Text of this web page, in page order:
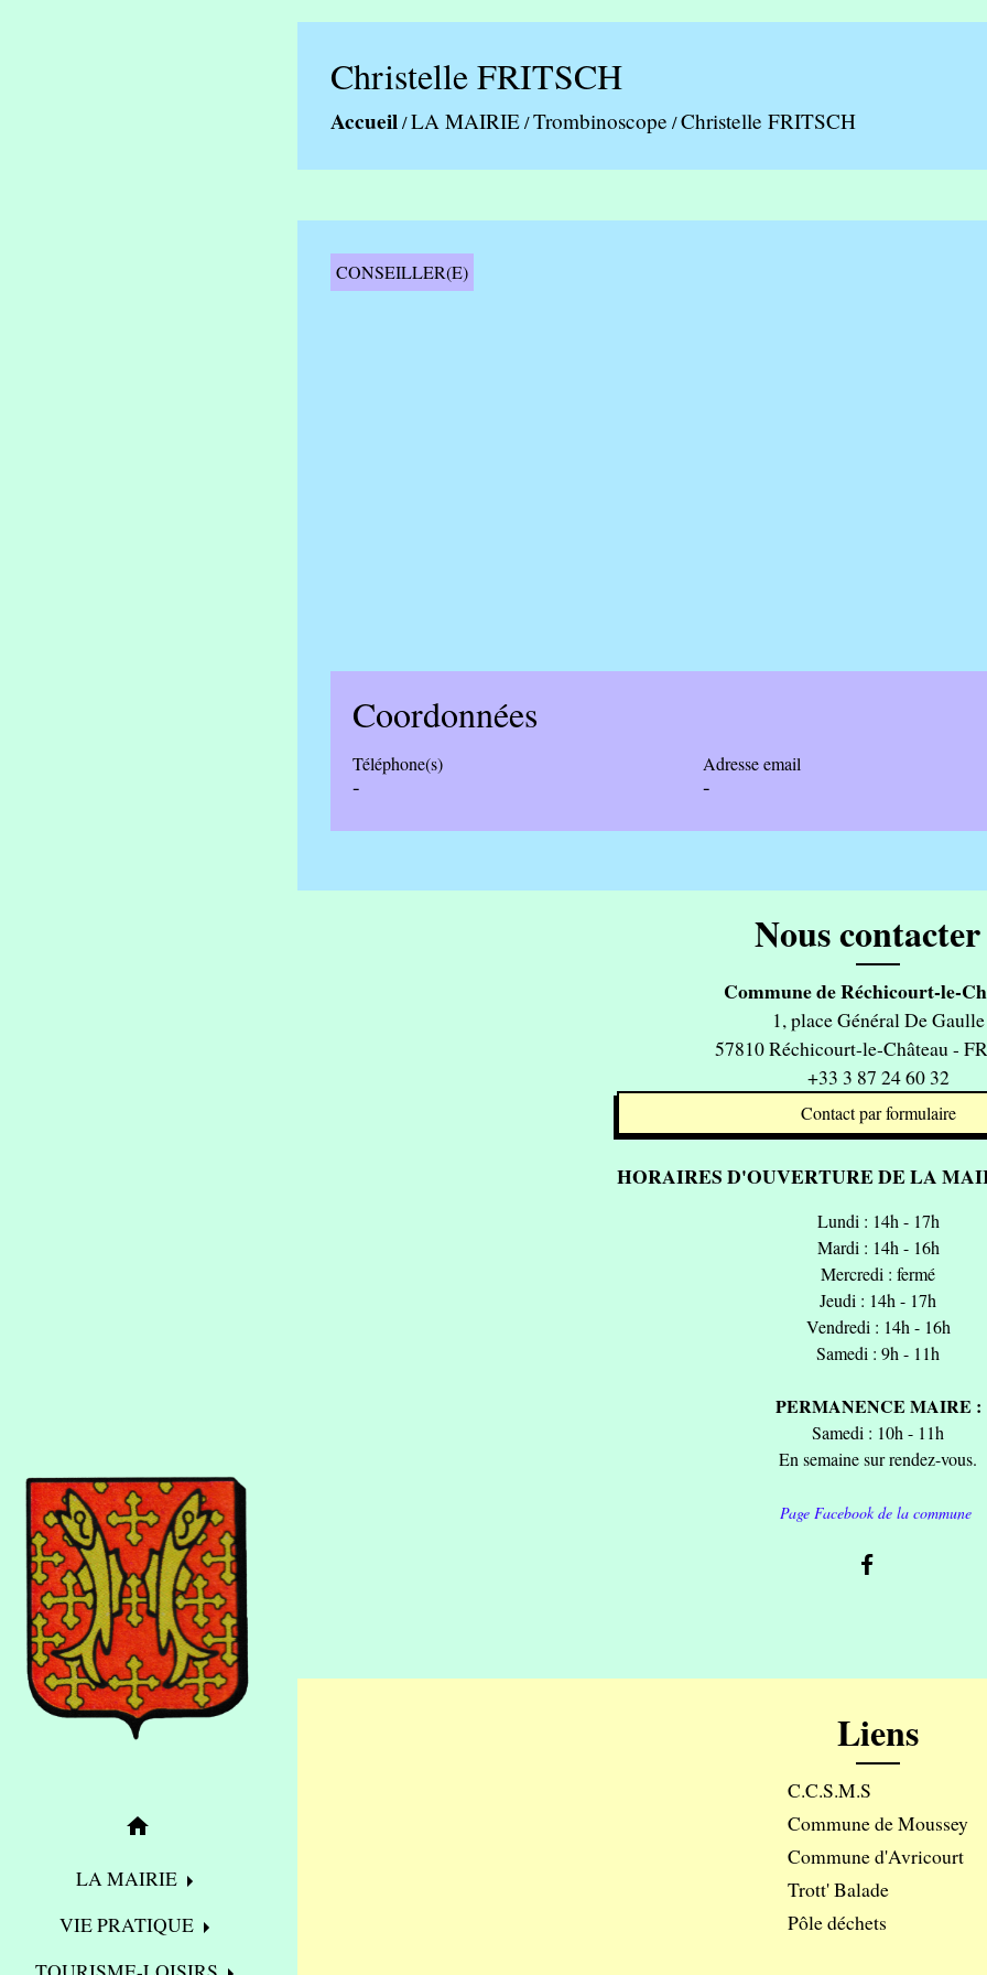
home
LA MAIRIE
VIE PRATIQUE
Christelle FRITSCH
Accueil/LA MAIRIE/Trombinoscope /Christelle FRITSCH
CONSEILLER(E)
Coordonnées
Téléphone(s)
-
Adresse email
-
Nous
Commune de Réchicourt-le-
1, place Général De Gaulle
57810 Réchicourt-le-Château -
+33 3 87 24 60 32
Contact par formulaire
HORAIRES D'OUVERTURE DE LA
Lundi : 14h - 17h
Mardi : 14h - 16h
Mercredi : fermé
Jeudi : 14h - 17h
Vendredi : 14h - 16h
Samedi : 9h - 11h
PERMANENCE MAIRE :
Samedi : 10h - 11h
En semaine sur rendez-vous.
Page Facebook de la commune
Liens
C.C.S.M.S
Commune de Moussey
Commune d'Avricourt
Trott' Balade
Pôle déchets